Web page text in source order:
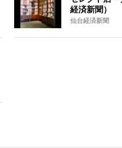
経済新聞）
仙台経済新聞